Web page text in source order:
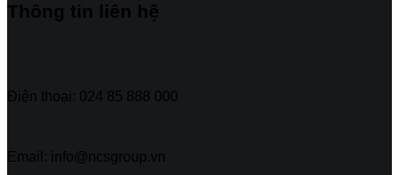
Thông tin liên hệ
Điện thoại: 024 85 888 000
Email: info@ncsgroup.vn